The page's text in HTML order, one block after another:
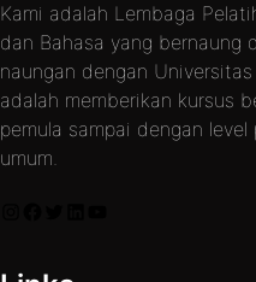
Kami adalah Lembaga
dan Bahasa yang bernaung
naungan dengan
adalah memberikan kursus
pemula sampai dengan
umum.